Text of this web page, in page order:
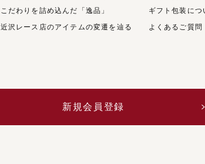
こだわりを詰め込んだ「逸品」
近沢レース店のアイテムの変遷を辿る
ギフト包装につ
よくあるご質問
新規会員登録